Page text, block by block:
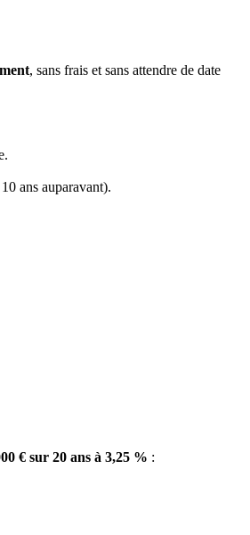
, sans frais et sans attendre de date
ans auparavant).
€ sur 20 ans à 3,25 % :